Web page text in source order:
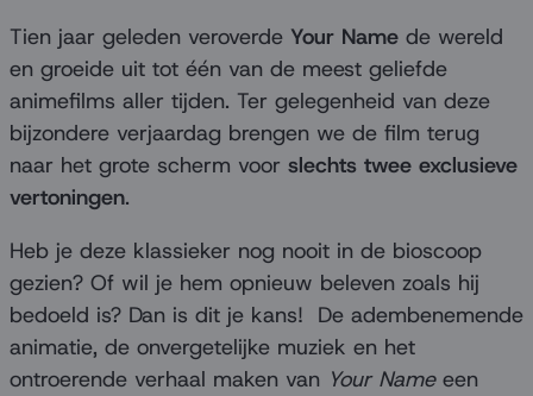
Tien jaar geleden veroverde Your Name de wereld
en groeide uit tot één van de meest geliefde
animefilms aller tijden. Ter gelegenheid van deze
bijzondere verjaardag brengen we de film terug
naar het grote scherm voor slechts twee exclusieve
vertoningen.
Heb je deze klassieker nog nooit in de bioscoop
gezien? Of wil je hem opnieuw beleven zoals hij
bedoeld is? Dan is dit je kans! De adembenemende
animatie, de onvergetelijke muziek en het
ontroerende verhaal maken van Your Nameeen